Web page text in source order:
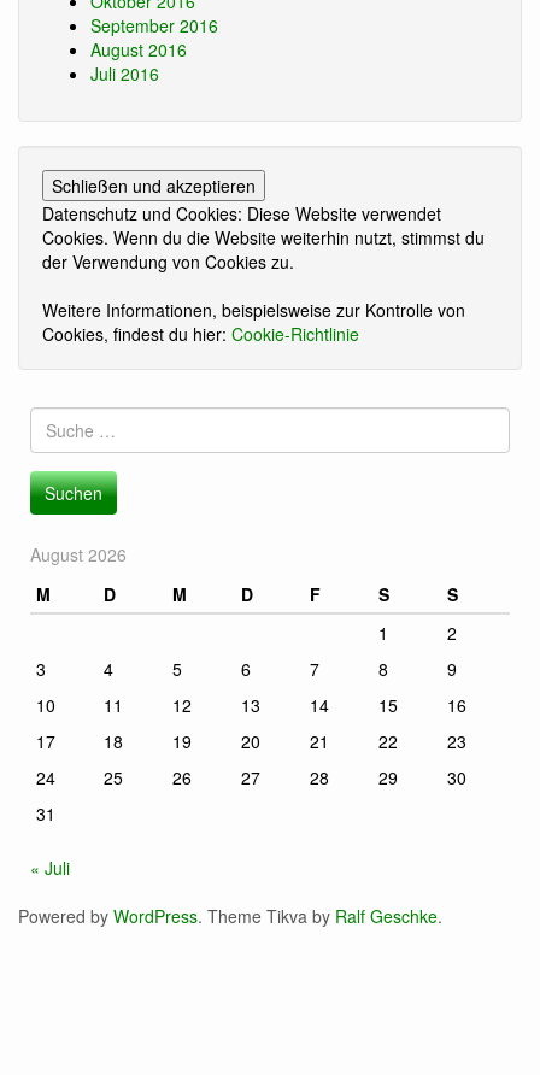
September 2016
August 2016
Juli 2016
Datenschutz und Cookies: Diese Website verwendet
Cookies. Wenn du die Website weiterhin nutzt, stimmst du
der Verwendung von Cookies zu.
Weitere Informationen, beispielsweise zur Kontrolle von
Cookies, findest du hier: Cookie-Richtlinie
Suche
nach:
August 2026
M
D M D F S
S
1
2
3
4 5 6 7 8
9
10
11 12 13 14 15
16
17
18 19 20 21 22
23
24
25 26 27 28 29
30
31
« Juli
Powered by WordPress. Theme Tikva by Ralf Geschke.